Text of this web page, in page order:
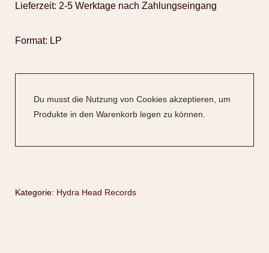
Lieferzeit: 2-5 Werktage nach Zahlungseingang
Format: LP
Du musst die Nutzung von Cookies akzeptieren, um
Produkte in den Warenkorb legen zu können.
Kategorie: Hydra Head Records